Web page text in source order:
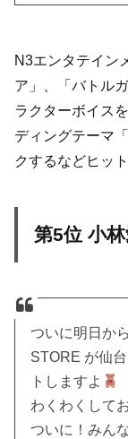
N3エンタテイン
ア」、「バトル
ラクターボイス
ディングテーマ
クするなどヒッ
第5位 小
ついに明日か
STORE が仙
トしますよ
わくわくしてお
ついに！みん